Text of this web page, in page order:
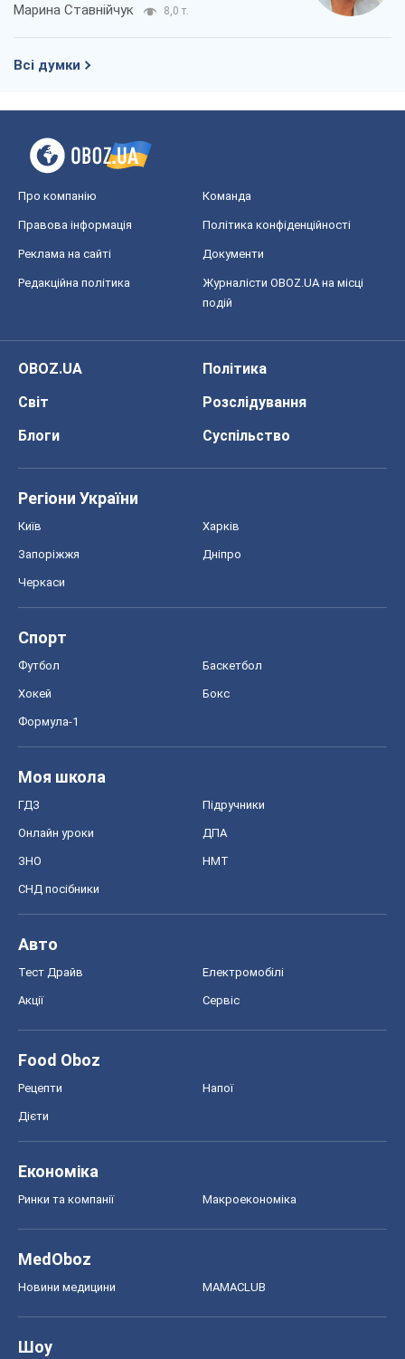
Марина Ставнійчук 8,0 т.
Всі думки
Про компанію Команда
Правова інформація Політика конфіденційності
Реклама на сайті Документи
Редакційна політика
Журналісти OBOZ.UA на місці
подій
OBOZ.UA
Політика
Світ
Розслідування
Блоги
Суспільство
Регіони України
Київ Харків
Запоріжжя Дніпро
Черкаси
Спорт
Футбол Баскетбол
Хокей Бокс
Формула-1
Моя школа
ГДЗ Підручники
Онлайн уроки ДПА
ЗНО НМТ
СНД посібники
Авто
Тест Драйв Електромобілі
Акції Сервіс
Food Oboz
Рецепти Напої
Дієти
Економіка
Ринки та компанії Макроекономіка
MedOboz
Новини медицини MAMACLUB
Шоу